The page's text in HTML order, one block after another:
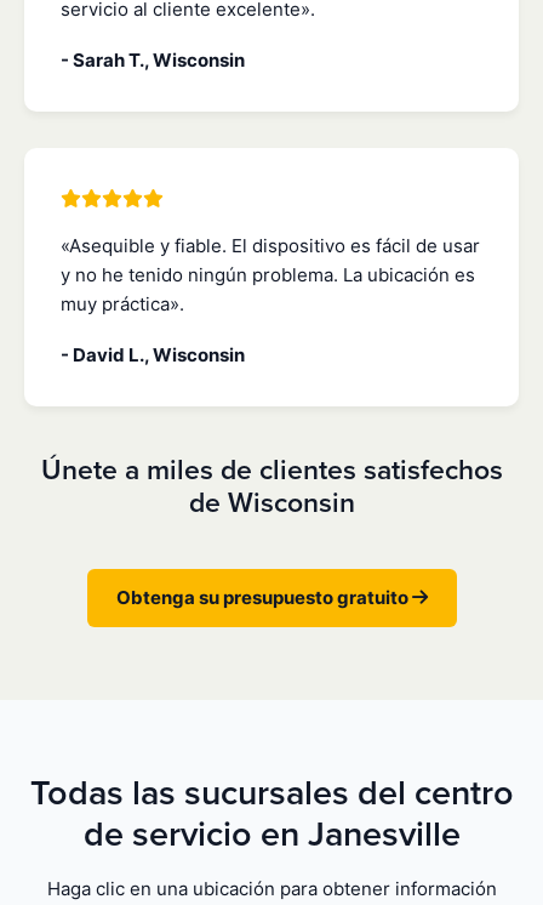
servicio al cliente excelente».
- Sarah T., Wisconsin
«Asequible y fiable. El dispositivo es fácil de usar
y no he tenido ningún problema. La ubicación es
muy práctica».
- David L., Wisconsin
Únete a miles de clientes satisfechos
de Wisconsin
Obtenga su presupuesto gratuito
Todas las sucursales del centro
de servicio en Janesville
Haga clic en una ubicación para obtener información